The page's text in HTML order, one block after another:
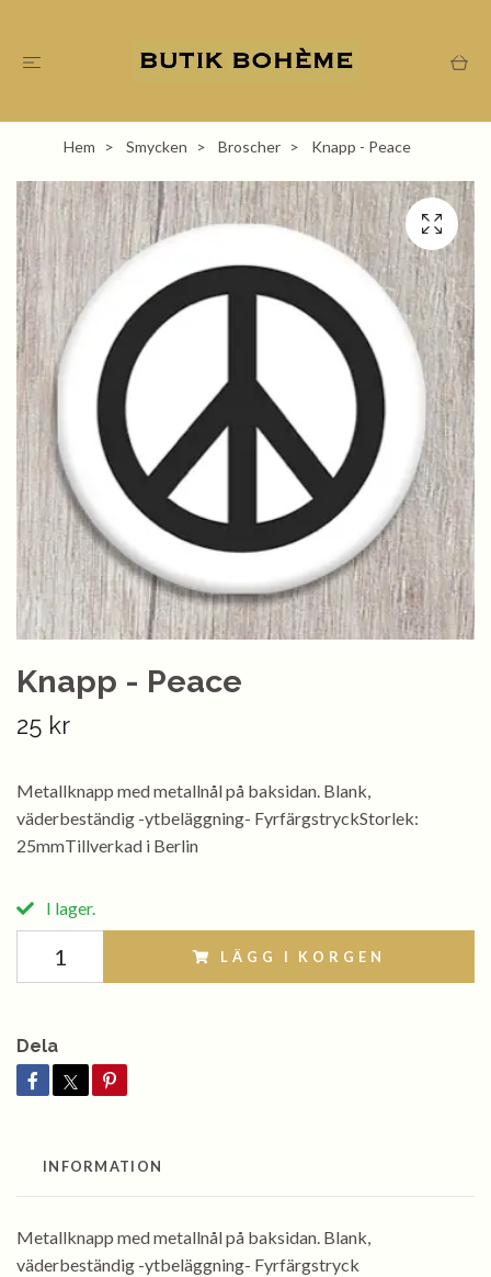
Hem Smycken Broscher Knapp - Peace
Knapp - Peace
25 kr
Metallknapp med metallnål på baksidan. Blank,
väderbeständig -ytbeläggning- FyrfärgstryckStorlek:
25mmTillverkad i Berlin
I lager.
LÄGG I KORGEN
Dela
INFORMATION
Metallknapp med metallnål på baksidan. Blank,
väderbeständig -ytbeläggning- Fyrfärgstryck